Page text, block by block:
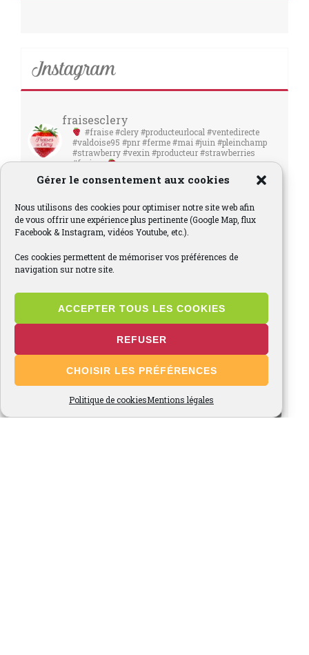
Gérer le consentement aux cookies
Nous utilisons des cookies pour optimiser notre site web afin
de vous offrir une expérience plus pertinente (Google Map, flux
Facebook & Instagram, vidéos Youtube, etc.).
Ces cookies permettent de mémoriser vos préférences de
navigation sur notre site.
ACCEPTER TOUS LES COOKIES
REFUSER
CHOISIR LES PRÉFÉRENCES
Politique de cookiesMentions légales
Instagram
fraisesclery
#fraise #clery #producteurlocal #ventedirecte
#valdoise95 #pnr #ferme #mai #juin #pleinchamp
#strawberry #vexin #producteur #strawberries
#fraises